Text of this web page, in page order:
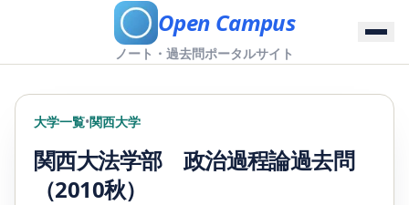
Open Campus
ノート・過去問ポータルサイト
大学一覧•関西大学
関西大法学部 政治過程論過去問
（2010秋）